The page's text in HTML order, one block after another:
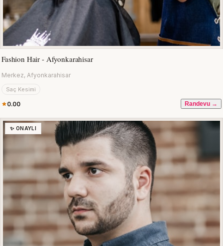
Fashion Hair - Afyonkarahisar
Merkez, Afyonkarahisar
Saç Kesimi
0.00 Randevu →
✨ ONAYLI